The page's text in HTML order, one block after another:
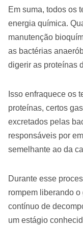
Em suma, todos os
energia química.
manutenção
as bactérias
digerir as proteínas
Isso enfraquece os
proteínas, certos
excretados pelas
responsáveis por
semelhante ao da
Durante esse
rompem liberando
contínuo de
um estágio